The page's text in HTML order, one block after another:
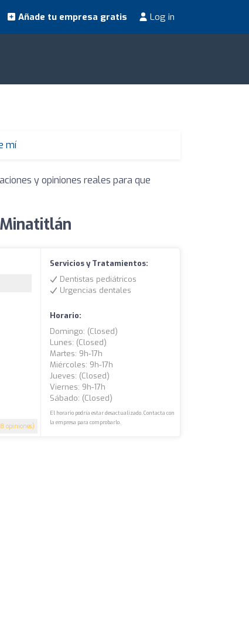
Añade tu empresa gratis Log in
mí
y opiniones reales para que
opiniones)
Servicios y Tratamientos:
Dentistas pediátricos
Urgencias dentales
Horario:
Domingo: (closed)
Lunes: (closed)
Martes: 9h-17h
Miércoles: 9h-17h
Jueves: (closed)
Viernes: 9h-17h
Sábado: (closed)
El horario podría estar desactualizado. Contacta con
la empresa para comprobarlo.